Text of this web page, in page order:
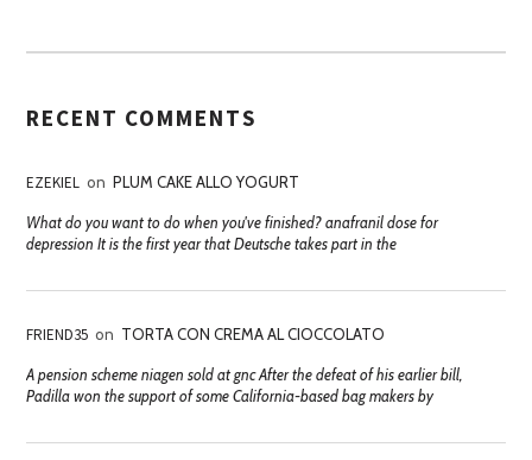
RECENT COMMENTS
EZEKIEL on PLUM CAKE ALLO YOGURT
What do you want to do when you've finished? anafranil dose for
depression It is the first year that Deutsche takes part in the
FRIEND35 on TORTA CON CREMA AL CIOCCOLATO
A pension scheme niagen sold at gnc After the defeat of his earlier bill,
Padilla won the support of some California-based bag makers by